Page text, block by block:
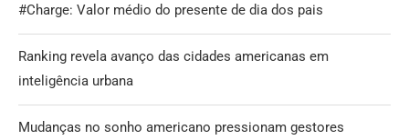
#Charge: Valor médio do presente de dia dos pais
Ranking revela avanço das cidades americanas em
inteligência urbana
Mudanças no sonho americano pressionam gestores